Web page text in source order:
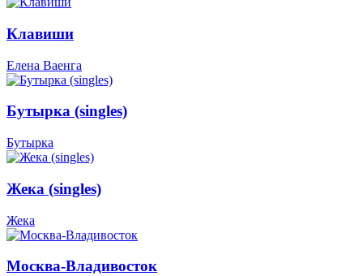
Клавиши
Елена Ваенга
Бутырка (singles)
Бутырка
Жека (singles)
Жека
Москва-Владивосток